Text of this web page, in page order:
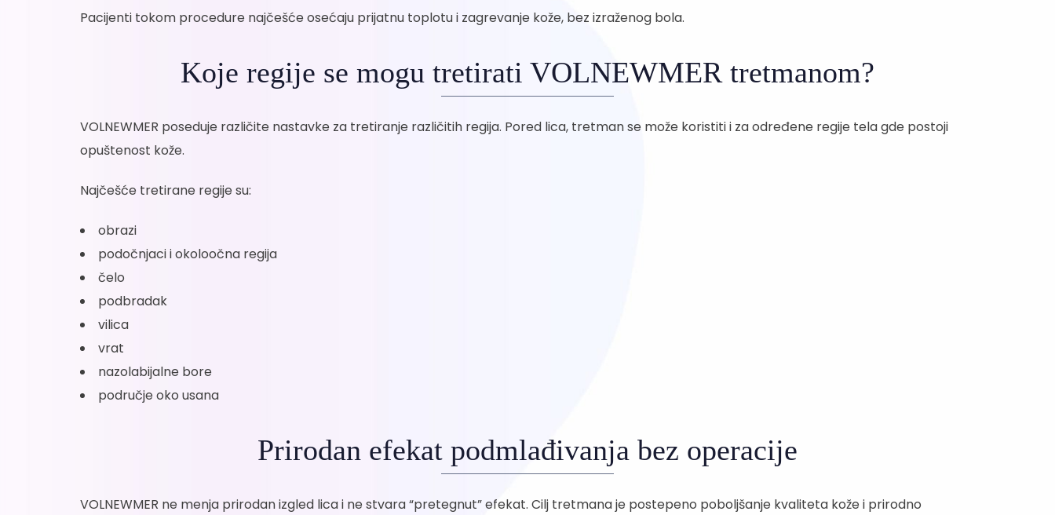
Pacijenti tokom procedure najčešće osećaju prijatnu toplotu i zagrevanje kože, bez izraženog bola.
Koje regije se mogu tretirati VOLNEWMER tretmanom?
VOLNEWMER poseduje različite nastavke za tretiranje različitih regija. Pored lica, tretman se može koristiti i za određene regije tela gde postoji
opuštenost kože.
Najčešće tretirane regije su:
obrazi
podočnjaci i okoloočna regija
čelo
podbradak
vilica
vrat
nazolabijalne bore
područje oko usana
Prirodan efekat podmlađivanja bez operacije
VOLNEWMER ne menja prirodan izgled lica i ne stvara “pretegnut” efekat. Cilj tretmana je postepeno poboljšanje kvaliteta kože i prirodno